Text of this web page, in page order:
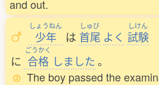
and out.
しょうねん
少年 は
しゅび
首尾 よく
しけん
試験
に
ごうかく
合格 しました 。
The boy passed the